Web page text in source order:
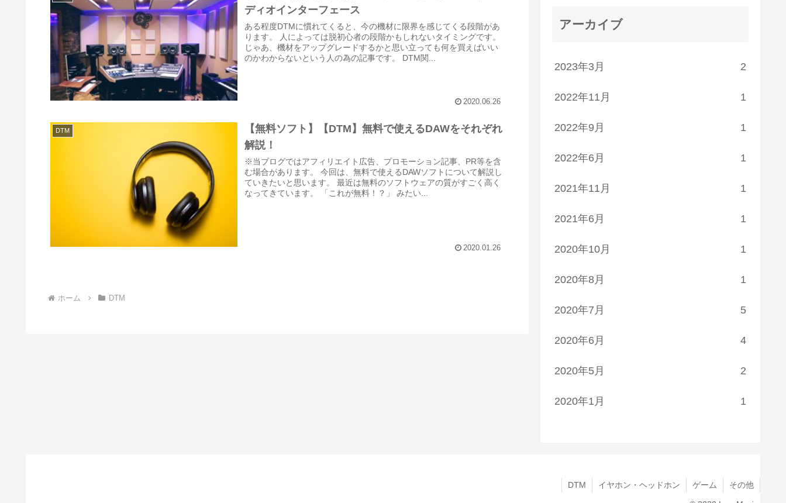
ディオインターフェース
ある程度DTMに慣れてくると、今の機材に限界を感じてくる段階があ
ります。 人によっては脱初心者の段階かもしれないタイミングです。
じゃあ、機材をアップグレードするかと思い立っても何を買えばいい
のかわからないという人の為の記事です。 DTM関...
2020.06.26
DTM
【無料ソフト】【DTM】無料で使えるDAWをそれぞれ
解説！
※当ブログではアフィリエイト広告、プロモーション記事、PR等を含
む場合があります。 今回は、無料で使えるDAWソフトについて解説し
ていきたいと思います。 最近は無料のソフトウェアの質がすごく高く
なってきています。 「これが無料！？」 みたい...
2020.01.26
ホーム DTM
アーカイブ
2023年3月 2
2022年11月 1
2022年9月 1
2022年6月 1
2021年11月 1
2021年6月 1
2020年10月 1
2020年8月 1
2020年7月 5
2020年6月 4
2020年5月 2
2020年1月 1
DTM イヤホン・ヘッドホン ゲーム その他